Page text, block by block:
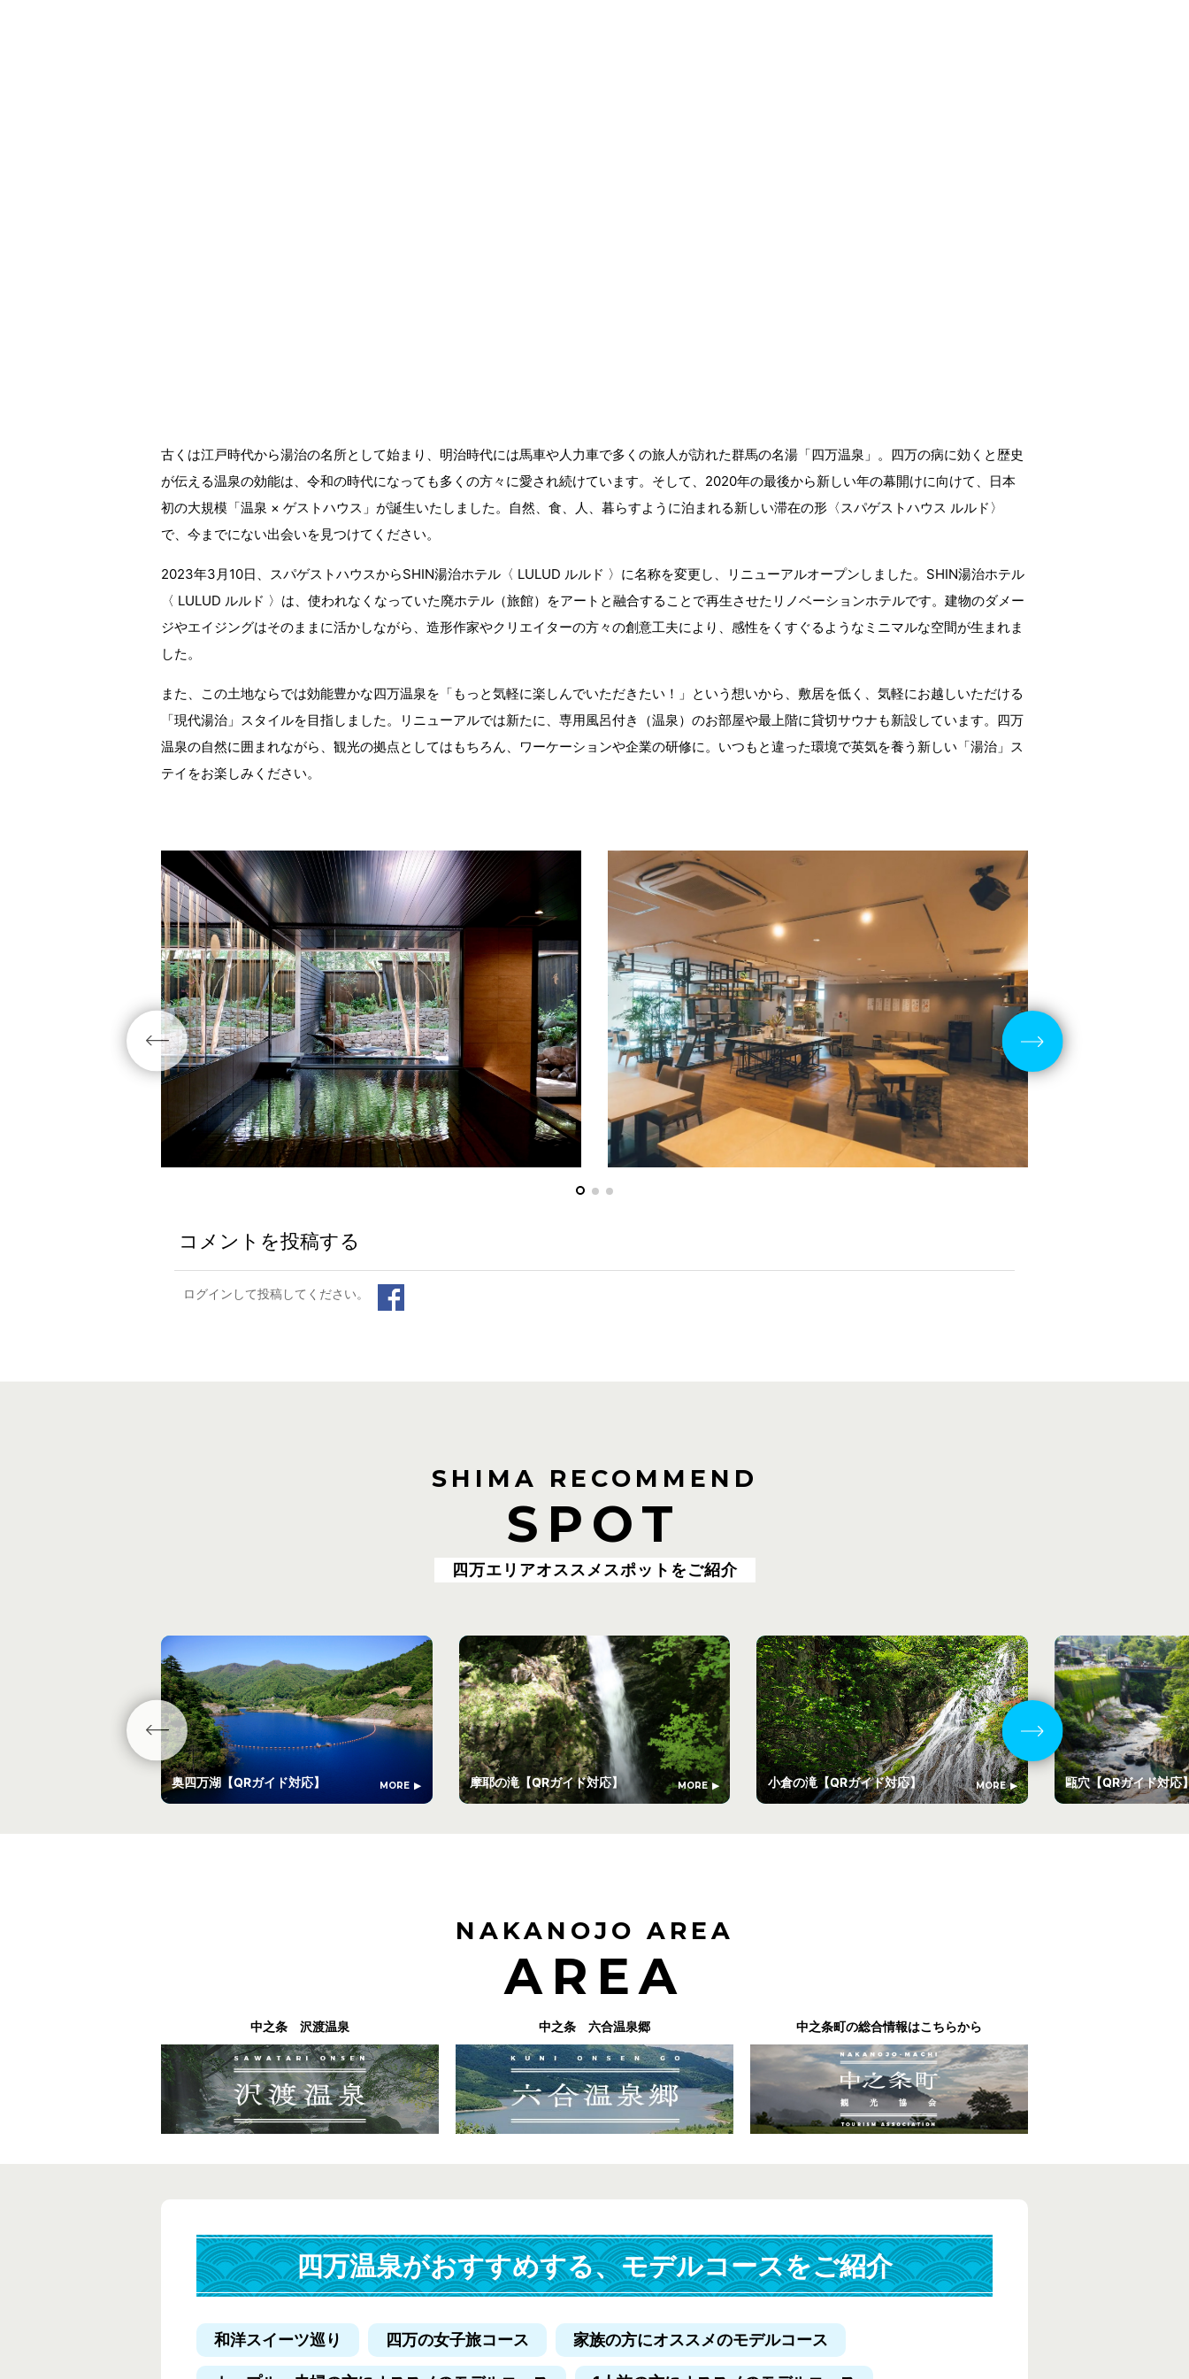
古くは江戸時代から湯治の名所として始まり、明治時代には馬車や人力車で多くの旅人が訪れた群馬の名湯「四万温泉」。四万の病に効くと歴史
が伝える温泉の効能は、令和の時代になっても多くの方々に愛され続けています。そして、2020年の最後から新しい年の幕開けに向けて、日本
初の大規模「温泉 × ゲストハウス」が誕生いたしました。自然、食、人、暮らすように泊まれる新しい滞在の形〈スパゲストハウス ルルド〉
で、今までにない出会いを見つけてください。
2023年3月10日、スパゲストハウスからSHIN湯治ホテル〈 LULUD ルルド 〉に名称を変更し、リニューアルオープンしました。SHIN湯治ホテル
〈 LULUD ルルド 〉は、使われなくなっていた廃ホテル（旅館）をアートと融合することで再生させたリノベーションホテルです。建物のダメー
ジやエイジングはそのままに活かしながら、造形作家やクリエイターの方々の創意工夫により、感性をくすぐるようなミニマルな空間が生まれま
した。
また、この土地ならでは効能豊かな四万温泉を「もっと気軽に楽しんでいただきたい！」という想いから、敷居を低く、気軽にお越しいただける
「現代湯治」スタイルを目指しました。リニューアルでは新たに、専用風呂付き（温泉）のお部屋や最上階に貸切サウナも新設しています。四万
温泉の自然に囲まれながら、観光の拠点としてはもちろん、ワーケーションや企業の研修に。いつもと違った環境で英気を養う新しい「湯治」ス
テイをお楽しみください。
コメントを投稿する
ログインして投稿してください。
SHIMA RECOMMEND
SPOT
四万エリアオススメスポットをご紹介
奥四万湖【QRガイド対応】 MORE 摩耶の滝【QRガイド対応】 MORE 小倉の滝【QRガイド対応】 MORE 甌穴【QRガイド対
NAKANOJO AREA
AREA
中之条 沢渡温泉 中之条 六合温泉郷 中之条町の総合情報はこちらから
四万温泉がおすすめする、モデルコースをご紹介
和洋スイーツ巡り 四万の女子旅コース 家族の方にオススメのモデルコース